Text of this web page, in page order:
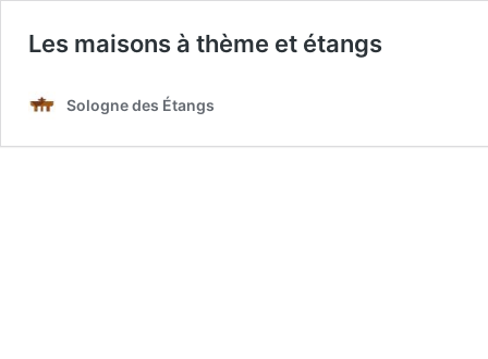
Les maisons à thème et étangs
Sologne des Étangs